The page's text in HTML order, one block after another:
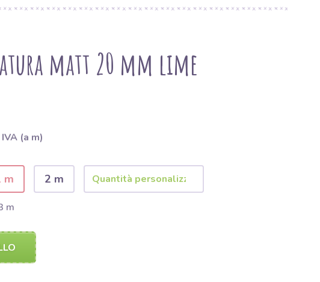
matt 20 mm lime
(a m)
m 2 m
m